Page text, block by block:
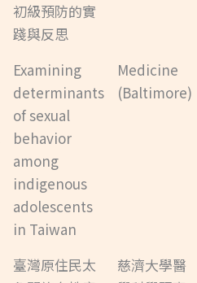
初級預防的實
踐與反思
Examining
determinants
of sexual
behavior
among
indigenous
adolescents
in Taiwan
Medicine
(Baltimore)
臺灣原住民太
慈濟大學醫